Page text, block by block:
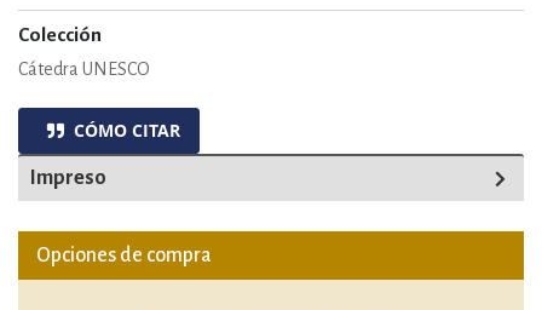
Colección
Cátedra UNESCO
CÓMO CITAR
Impreso
Opciones de compra